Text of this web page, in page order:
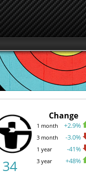
34
Change
1 month
3 month
1 year
3 year
+2.9%
-3.0%
-41%
+48%